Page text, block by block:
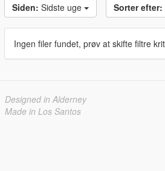
Siden: Sidste uge Sorter efter:
Ingen filer fundet, prøv at skifte filtre
Designed in Alderney
Made in Los Santos